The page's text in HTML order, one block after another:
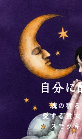
自分
魂の宿
愛する貴
スモッ